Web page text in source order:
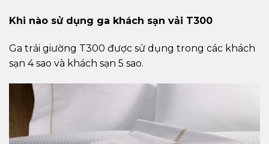
Khi nào sử dụng ga khách sạn vải T300
Ga trải giường T300 được sử dụng trong các khách
sạn 4 sao và khách sạn 5 sao.